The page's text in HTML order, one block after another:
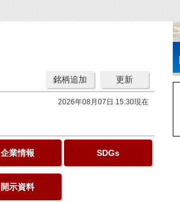
更新
銘柄追加
2026年08月07日 15:30現在
企業情報 SDGs
開示資料